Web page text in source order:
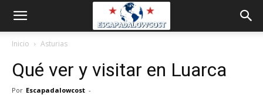
Inicio Asturias
Qué ver y visitar en Luarca
Por Escapadalowcost -